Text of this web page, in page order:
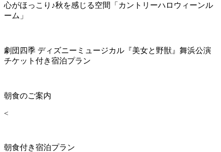
心がほっこり♪秋を感じる空間「カントリーハロウィーンル
ーム」
劇団四季 ディズニーミュージカル『美女と野獣』舞浜公演
チケット付き宿泊プラン
朝食のご案内
<
朝食付き宿泊プラン